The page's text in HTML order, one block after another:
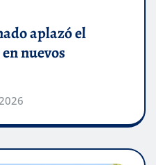
aplazó el
nuevos